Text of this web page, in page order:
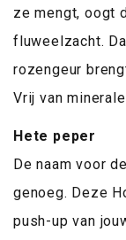
ze mengt, oogt
fluweelzacht.
rozengeur
Vrij van
Hete peper
De naam voor
genoeg. Deze
push-up van